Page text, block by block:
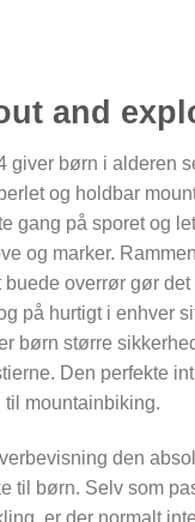
and
giver børn i alderen
og holdbar
gang på sporet og
og marker.
buede overrør gør det
på hurtigt i enhver
børn større
Den perfekte
til mountainbiking.
den
til børn. Selv som
er der normalt